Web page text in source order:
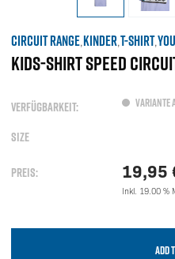
CIRCUIT RANGE,KINDER,T-SHIRT,
KIDS-SHIRT SPEED
VERFÜGBARKEIT: VARIANTE
SIZE
PREIS: 19,95
Inkl. 19.00 %
ADD